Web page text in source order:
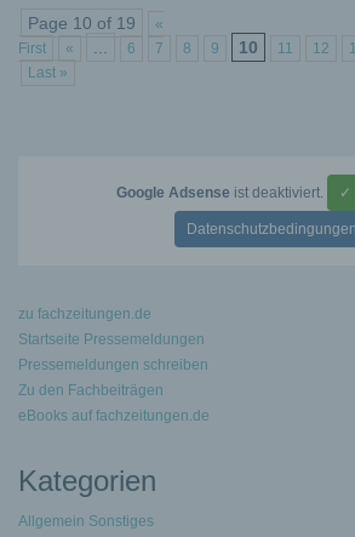
Page 10 of 19
«
First
« 6 7 8 9 10 11 12
Last »
Google Adsense ist deaktiviert. ✓
Datenschutzbedingungen
zu fachzeitungen.de
Startseite Pressemeldungen
Pressemeldungen schreiben
Zu den Fachbeiträgen
eBooks auf fachzeitungen.de
Kategorien
Allgemein Sonstiges